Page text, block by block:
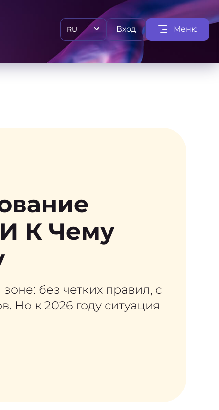
RU Вход Меню
К Чему
без четких правил, с
Но к 2026 году ситуация